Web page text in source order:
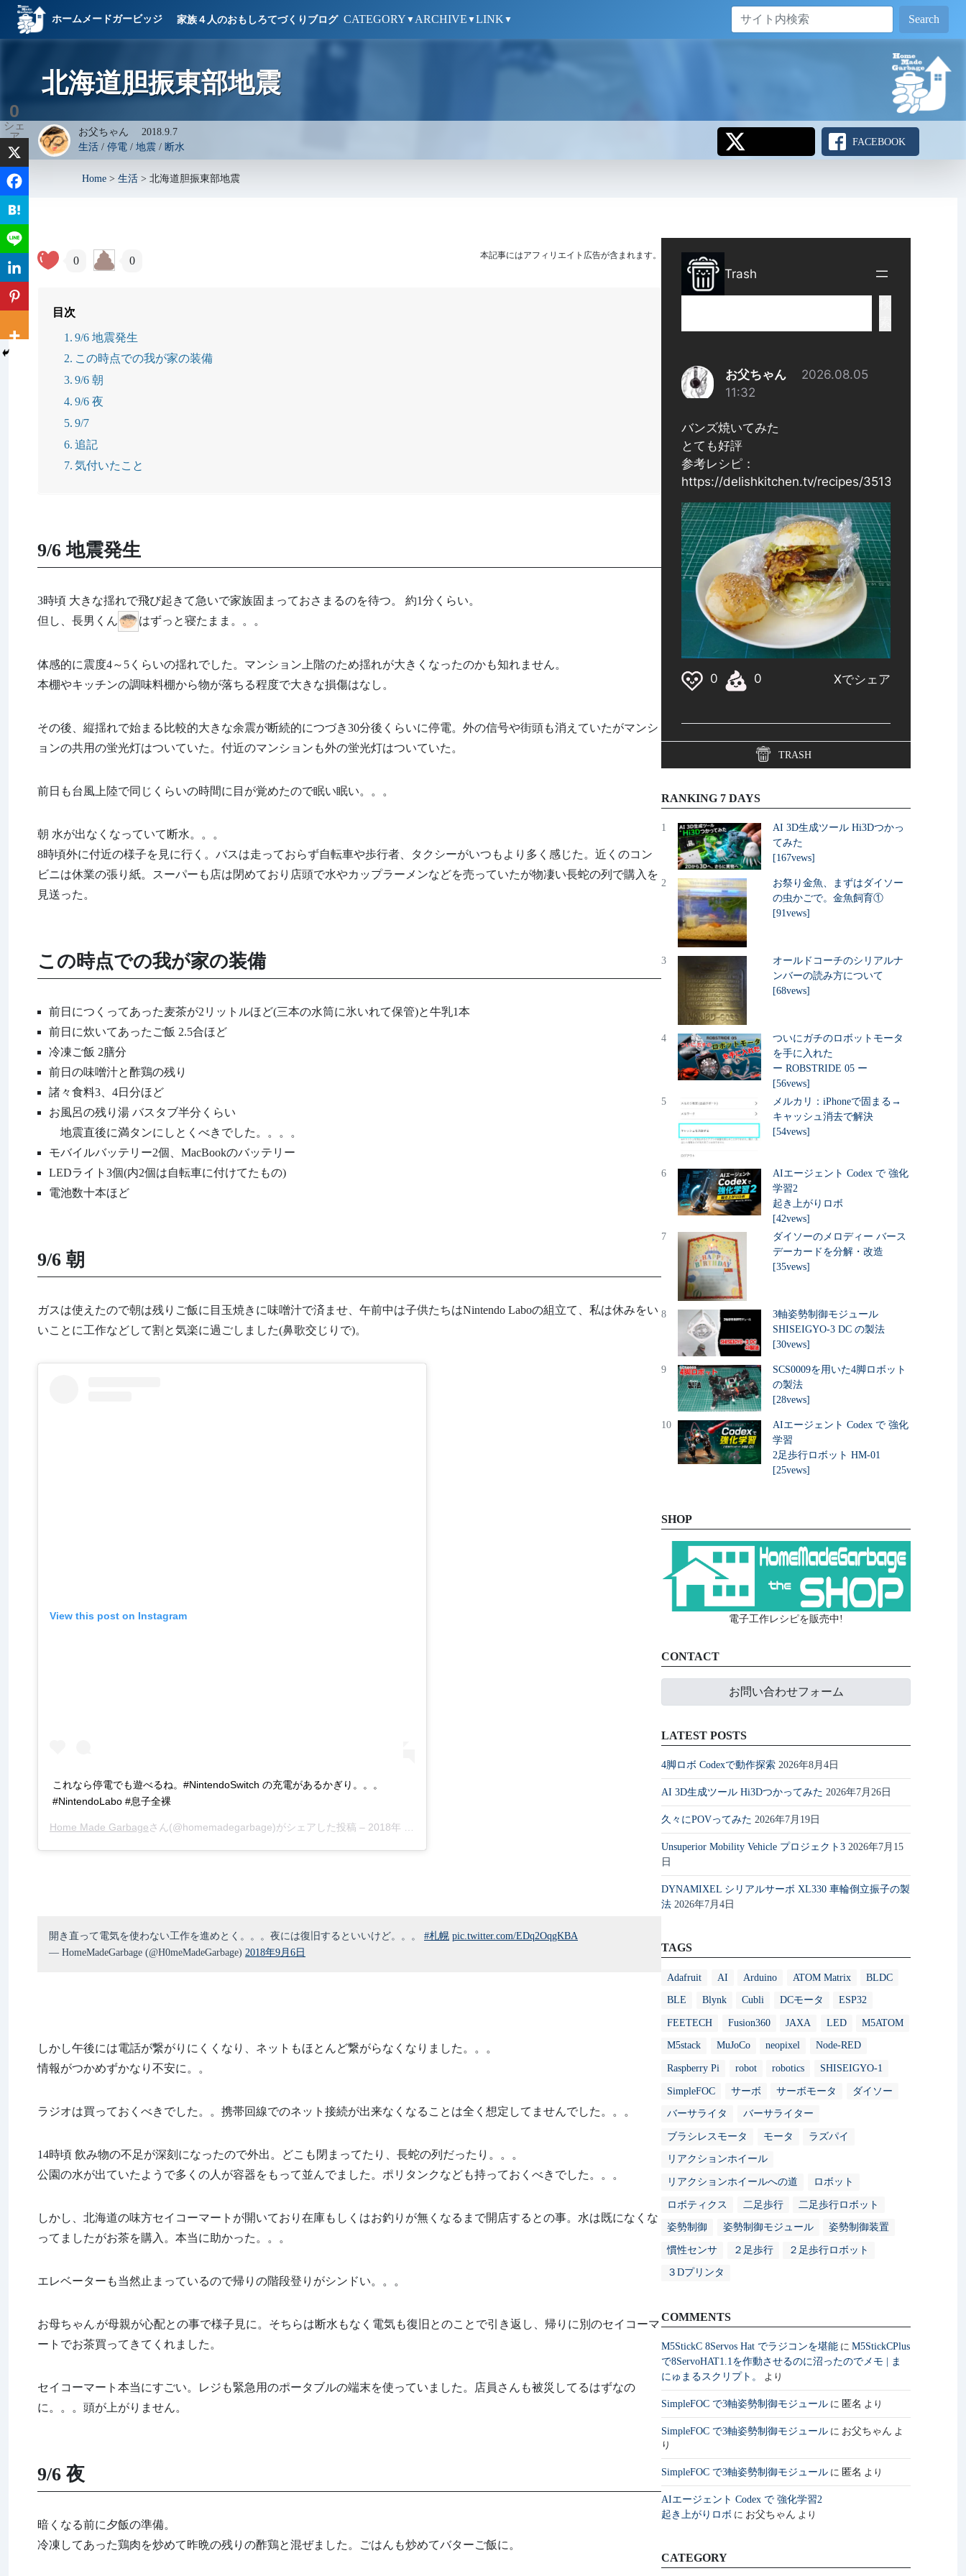
ホームメードガービッジ 家族４人のおもしろてづくりブログ CATEGORY ▼ ARCHIVE ▼LINK ▼ Search
北海道胆振東部地震
お父ちゃん 2018.9.7
生活/ 停電/ 地震/ 断水 FACEBOOK
Home > 生活 > 北海道胆振東部地震
本記事にはアフィリエイト広告が含まれます。
0 0
目次
9/6 地震発生
この時点での我が家の装備
9/6 朝
9/6 夜
9/7
追記
気付いたこと
9/6 地震発生
3時頃 大きな揺れで飛び起きて急いで家族固まっておさまるのを待つ。 約1分くらい。
但し、長男くん
はずっと寝たまま。。。
体感的に震度4～5くらいの揺れでした。マンション上階のため揺れが大きくなったのかも知れません。
本棚やキッチンの調味料棚から物が落ちる程度で大きな損傷はなし。
その後、縦揺れで始まる比較的大きな余震が断続的につづき30分後くらいに停電。外の信号や街頭も消えていたがマンシ
ョンの共用の蛍光灯はついていた。付近のマンションも外の蛍光灯はついていた。
前日も台風上陸で同じくらいの時間に目が覚めたので眠い眠い。。。
朝 水が出なくなっていて断水。。。
8時頃外に付近の様子を見に行く。バスは走っておらず自転車や歩行者、タクシーがいつもより多く感じた。近くのコン
ビニは休業の張り紙。スーパーも店は閉めており店頭で水やカップラーメンなどを売っていたが物凄い長蛇の列で購入を
見送った。
この時点での我が家の装備
前日につくってあった麦茶が2リットルほど(三本の水筒に氷いれて保管)と牛乳1本
前日に炊いてあったご飯 2.5合ほど
冷凍ご飯 2膳分
前日の味噌汁と酢鶏の残り
諸々食料3、4日分ほど
お風呂の残り湯 バスタブ半分くらい
地震直後に満タンにしとくべきでした。。。。
モバイルバッテリー2個、MacBookのバッテリー
LEDライト3個(内2個は自転車に付けてたもの)
電池数十本ほど
9/6 朝
ガスは使えたので朝は残りご飯に目玉焼きに味噌汁で済ませ、午前中は子供たちはNintendo Laboの組立て、私は休みをい
いことに工作などして割と気楽に過ごしました(鼻歌交じりで)。
View this post on Instagram
これなら停電でも遊べるね。#NintendoSwitch の充電があるかぎり。。。
#NintendoLabo #息子全裸
Home Made Garbageさん(@homemadegarbage)がシェアした投稿 – 2018年 9月月5日午後5時11分PDT
開き直って電気を使わない工作を進めとく。。。夜には復旧するといいけど。。。 #札幌 pic.twitter.com/EDq2OqgKBA
— HomeMadeGarbage (@H0meMadeGarbage) 2018年9月6日
しかし午後には電話が繋がりにくくなり、ネットもほとんど繋がらなくなりました。。。
情報がつかめずかなり不安に。。
ラジオは買っておくべきでした。。携帯回線でのネット接続が出来なくなることは全く想定してませんでした。。。
14時頃 飲み物の不足が深刻になったので外出。どこも閉まってたり、長蛇の列だったり。。。
公園の水が出ていたようで多くの人が容器をもって並んでました。ポリタンクなども持っておくべきでした。。。
しかし、北海道の味方セイコーマートが開いており在庫もしくはお釣りが無くなるまで開店するとの事。水は既になくな
ってましたがお茶を購入。本当に助かった。。。
エレベーターも当然止まっているので帰りの階段登りがシンドい。。。
お母ちゃん が母親が心配との事で様子見に。そちらは断水もなく電気も復旧とのことで引き返し、帰りに別のセイコーマ
ートでお茶買ってきてくれました。
セイコーマート本当にすごい。レジも緊急用のポータブルの端末を使っていました。店員さんも被災してるはずなの
に。。。頭が上がりません。
9/6 夜
暗くなる前に夕飯の準備。
冷凍してあった鶏肉を炒めて昨晩の残りの酢鶏と混ぜました。ごはんも炒めてバターご飯に。
0
シェ
ア
TRASH
RANKING 7 DAYS
1
AI 3D生成ツール Hi3Dつかっ
てみた
[167vews]
2
お祭り金魚、まずはダイソー
の虫かごで。金魚飼育①
[91vews]
3
オールドコーチのシリアルナ
ンバーの読み方について
[68vews]
4
ついにガチのロボットモータ
を手に入れた
ー ROBSTRIDE 05 ー
[56vews]
5
メルカリ：iPhoneで固まる→
キャッシュ消去で解決
[54vews]
6
AIエージェント Codex で 強化
学習2
起き上がりロボ
[42vews]
7
ダイソーのメロディー バース
デーカードを分解・改造
[35vews]
8
3軸姿勢制御モジュール
SHISEIGYO-3 DC の製法
[30vews]
9
SCS0009を用いた4脚ロボット
の製法
[28vews]
10
AIエージェント Codex で 強化
学習
2足歩行ロボット HM-01
[25vews]
SHOP
電子工作レシピを販売中!
CONTACT
お問い合わせフォーム
LATEST POSTS
4脚ロボ Codexで動作探索 2026年8月4日
AI 3D生成ツール Hi3Dつかってみた 2026年7月26日
久々にPOVってみた 2026年7月19日
Unsuperior Mobility Vehicle プロジェクト3 2026年7月15
日
DYNAMIXEL シリアルサーボ XL330 車輪倒立振子の製
法 2026年7月4日
TAGS
Adafruit AI Arduino ATOM Matrix BLDC
BLE Blynk Cubli DCモータ ESP32
FEETECH Fusion360 JAXA LED M5ATOM
M5stack MuJoCo neopixel Node-RED
Raspberry Pi robot robotics SHISEIGYO-1
SimpleFOC サーボ サーボモータ ダイソー
バーサライタ バーサライター
ブラシレスモータ モータ ラズパイ
リアクションホイール
リアクションホイールへの道 ロボット
ロボティクス 二足歩行 二足歩行ロボット
姿勢制御 姿勢制御モジュール 姿勢制御装置
慣性センサ ２足歩行 ２足歩行ロボット
３Dプリンタ
COMMENTS
M5StickC 8Servos Hat でラジコンを堪能 に M5StickCPlus
で8ServoHAT1.1を作動させるのに沼ったのでメモ | ま
にゅまるスクリプト。
より
SimpleFOC で3軸姿勢制御モジュール に 匿名 より
SimpleFOC で3軸姿勢制御モジュール に お父ちゃん よ
り
SimpleFOC で3軸姿勢制御モジュール に 匿名 より
AIエージェント Codex で 強化学習2
起き上がりロボ に お父ちゃん より
CATEGORY